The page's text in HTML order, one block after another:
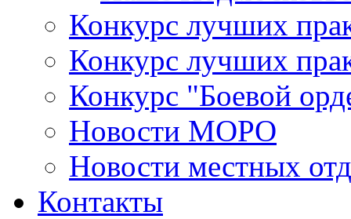
Конкурс лучших
Конкурс лучших
Конкурс "Боевой
Новости МОРО
Новости местных
Контакты